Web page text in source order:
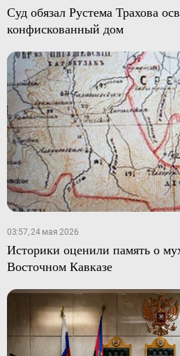
Суд обязал Рустема Трахова
конфискованный дом
03:57, 24 мая 2026
Историки оценили память о
Восточном Кавказе